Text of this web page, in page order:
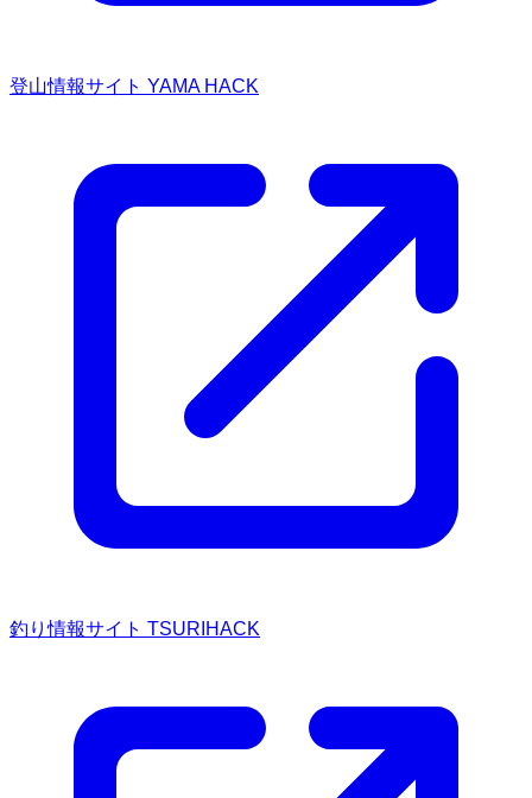
登山情報サイト YAMA HACK
釣り情報サイト TSURIHACK